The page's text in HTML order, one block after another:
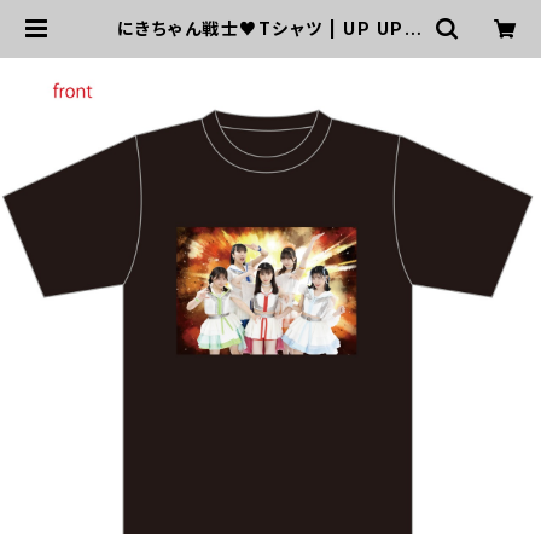
にきちゃん戦士♥Tシャツ | UP UP G